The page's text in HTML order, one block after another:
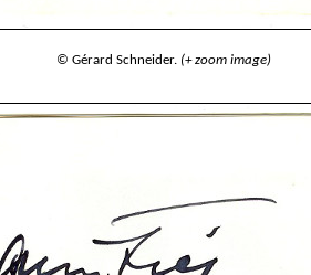
© Gérard Schneider. (+ zoom image)